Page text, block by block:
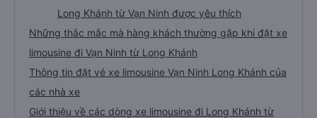
Long Khánh từ Vạn Ninh được yêu thích
Những thắc mắc mà hàng khách thường gặp khi đặt xe
limousine đi Vạn Ninh từ Long Khánh
Thông tin đặt vé xe limousine Vạn Ninh Long Khánh của
các nhà xe
Giới thiệu về các dòng xe limousine đi Long Khánh từ